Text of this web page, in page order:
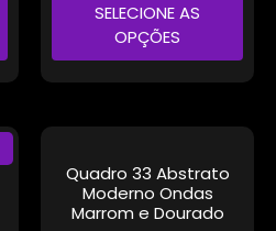
SELECIONE AS
OPÇÕES
Quadro 33 Abstrato
Moderno Ondas
Marrom e Dourado